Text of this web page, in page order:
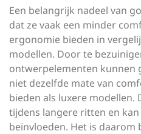
Een belangrijk nadeel van
dat ze vaak een minder
ergonomie bieden in
modellen. Door te
ontwerpelementen kunnen
niet dezelfde mate van
bieden als luxere
tijdens langere ritten en
beïnvloeden. Het is